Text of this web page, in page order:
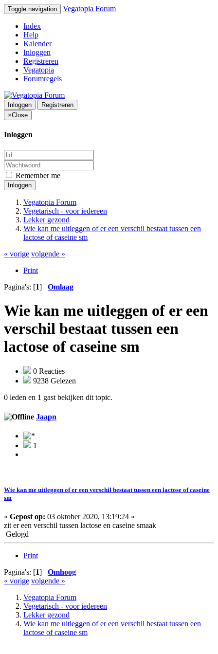
Toggle navigation Vegatopia Forum
Index
Help
Kalender
Inloggen
Registreren
Vegatopia
Forumregels
Inloggen
Registreren
×Close
Inloggen
Remember me
Inloggen
Vegatopia Forum
Vegetarisch - voor iedereen
Lekker gezond
Wie kan me uitleggen of er een verschil bestaat tussen een
lactose of caseine sm
« vorige volgende »
Print
Pagina's: [1] Omlaag
Wie kan me uitleggen of er een
verschil bestaat tussen een
lactose of caseine sm
0 Reacties
9238 Gelezen
0 leden en 1 gast bekijken dit topic.
Jaapn
1
Wie kan me uitleggen of er een verschil bestaat tussen een lactose of caseine
sm
« Gepost op: 03 oktober 2020, 13:19:24 »
zit er een verschil tussen lactose en caseine smaak
Gelogd
Print
Pagina's: [1] Omhoog
« vorige volgende »
Vegatopia Forum
Vegetarisch - voor iedereen
Lekker gezond
Wie kan me uitleggen of er een verschil bestaat tussen een
lactose of caseine sm